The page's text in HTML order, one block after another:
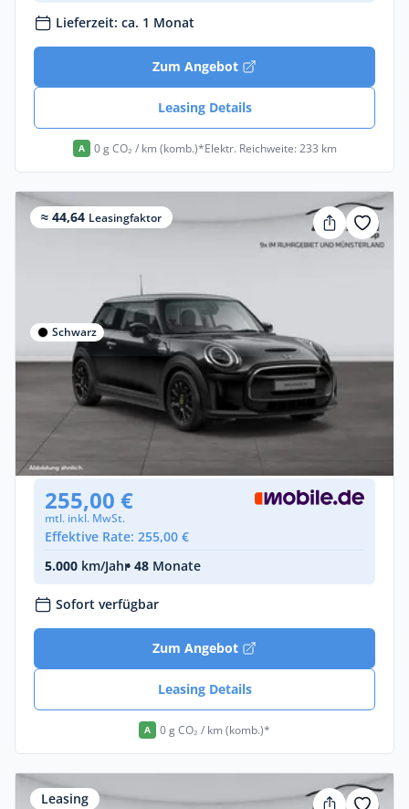
Lieferzeit: ca. 1 Monat
Zum Angebot
Leasing Details
A 0 g CO₂ / km (komb.)*Elektr. Reichweite: 233 km
≈ 44,64 Leasingfaktor
Schwarz
Privat & Gewerbe
MINI Cooper SE
Elektro •
102 PS (75 kW)
Gebraucht
(25.591 km)
255,00 €
mtl. inkl. MwSt.
Effektive Rate: 255,00 €
5.000 km/Jahr• 48 Monate
Sofort verfügbar
Zum Angebot
Leasing Details
A 0 g CO₂ / km (komb.)*
Leasing